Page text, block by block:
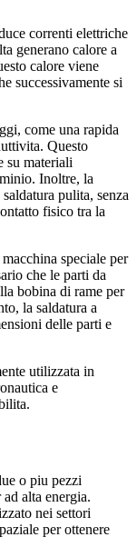
correnti elettriche
generano calore a
calore viene
successivamente si
come una rapida
Questo
su materiali
Inoltre, la
pulita, senza
fisico tra la
speciale per
che le parti da
bobina di rame per
la saldatura a
delle parti e
utilizzata in
e
o piu pezzi
alta energia.
nei settori
per ottenere